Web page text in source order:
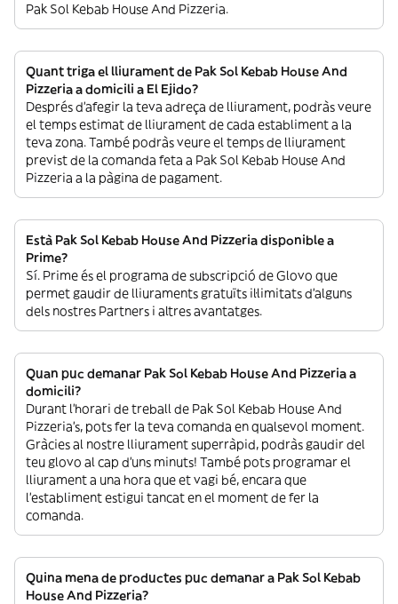
Pak Sol Kebab House And Pizzeria.
Quant triga el lliurament de Pak Sol Kebab House And
Pizzeria a domicili a El Ejido?
Després d’afegir la teva adreça de lliurament, podràs veure
el temps estimat de lliurament de cada establiment a la
teva zona. També podràs veure el temps de lliurament
previst de la comanda feta a Pak Sol Kebab House And
Pizzeria a la pàgina de pagament.
Està Pak Sol Kebab House And Pizzeria disponible a
Prime?
Sí. Prime és el programa de subscripció de Glovo que
permet gaudir de lliuraments gratuïts il·limitats d’alguns
dels nostres Partners i altres avantatges.
Quan puc demanar Pak Sol Kebab House And Pizzeria a
domicili?
Durant l’horari de treball de Pak Sol Kebab House And
Pizzeria’s, pots fer la teva comanda en qualsevol moment.
Gràcies al nostre lliurament superràpid, podràs gaudir del
teu glovo al cap d’uns minuts! També pots programar el
lliurament a una hora que et vagi bé, encara que
l’establiment estigui tancat en el moment de fer la
comanda.
Quina mena de productes puc demanar a Pak Sol Kebab
House And Pizzeria?